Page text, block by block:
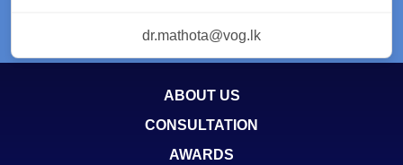
dr.mathota@vog.lk
ABOUT US
CONSULTATION
AWARDS